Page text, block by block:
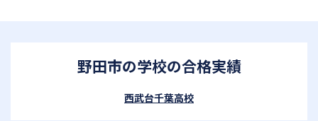
野田市の学校の合格実績
西武台千葉高校